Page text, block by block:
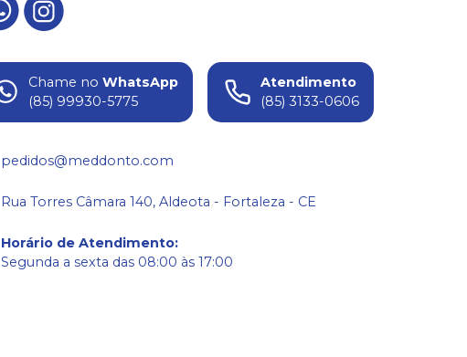
Chame no WhatsApp
(85) 99930-5775
Atendimento
(85) 3133-0606
pedidos@meddonto.com
Rua Torres Câmara 140, Aldeota - Fortaleza - CE
Horário de Atendimento:
Segunda a sexta das 08:00 às 17:00